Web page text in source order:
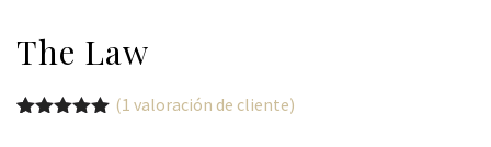
The Law
(1 valoración de cliente)